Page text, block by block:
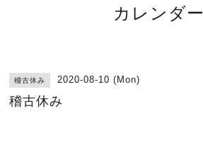
カレンダー
稽古休み 2020-08-10 (Mon)
稽古休み